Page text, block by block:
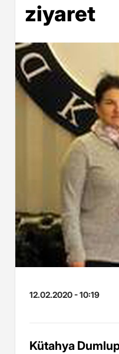
ziyaret
12.02.2020 - 10:19
Kütahya